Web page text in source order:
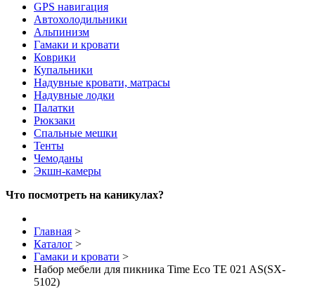
GPS навигация
Автохолодильники
Альпинизм
Гамаки и кровати
Коврики
Купальники
Надувные кровати, матрасы
Надувные лодки
Палатки
Рюкзаки
Спальные мешки
Тенты
Чемоданы
Экшн-камеры
Что посмотреть на каникулах?
Главная >
Каталог >
Гамаки и кровати >
Набор мебели для пикника Time Eco TE 021 AS(SX-
5102)